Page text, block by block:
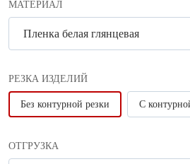
МАТЕРИАЛ
РЕЗКА ИЗДЕЛИЙ
Без контурной резки С
ОТГРУЗКА